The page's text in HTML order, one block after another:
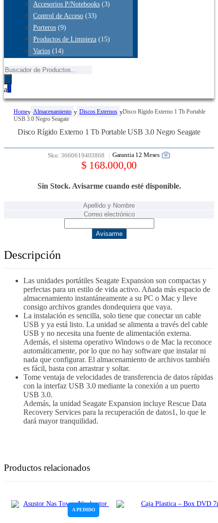
Accesorios P/Notebooks (3)
Control de Acceso (33)
Porteros (9)
Productos de Limpieza (15)
Varios (14)
Búsqueda
de
productos
0
Home Almacenamiento Discos Externos
Disco Rígido Externo 1 Tb Portable
USB 3.0 Negro Seagate
Disco Rígido Externo 1 Tb Portable USB 3.0 Negro Seagate
Sku:3660619403868 Garantia 12 Meses
$168.000,00
Sin Stock. Avisarme cuando esté disponible.
Avisarme
Descripción
Las unidades portátiles Seagate Expansion son compactas y
perfectas para un estilo de vida activo. Añada más espacio de
almacenamiento instantáneamente a su PC o Mac y lleve
consigo archivos grandes dondequiera que vaya.
La instalación es sencilla, solo tiene que conectar un cable
USB y ya está listo. La unidad se alimenta a través del cable
USB y no necesita una fuente de alimentación externa.
Además, el sistema operativo Windows o de Mac la reconoce
automáticamente, por lo que no hay software que instalar ni
nada que configurar. El almacenamiento de archivos también
es fácil, basta con arrastrar y soltar.
Tome ventaja de velocidades de transferencia de datos rápidas
con la interfaz USB 3.0 mediante la conexión a un puerto
USB 3.0.
Además, la unidad Seagate Expansion incluye Rescue Data
Recovery Services para la recuperación de datos1, lo que le
dará mayor tranquilidad.
Productos relacionados
A PEDIDO